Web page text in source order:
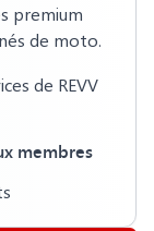
premium
de moto.
de REVV
membres